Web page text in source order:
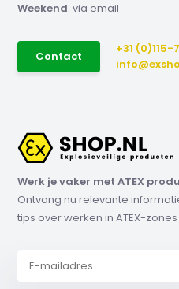
Weekend: via email
Contact
+31 (0)115-
Werk je vaker met ATEX
Ontvang nu relevante
tips over werken in ATEX-zones